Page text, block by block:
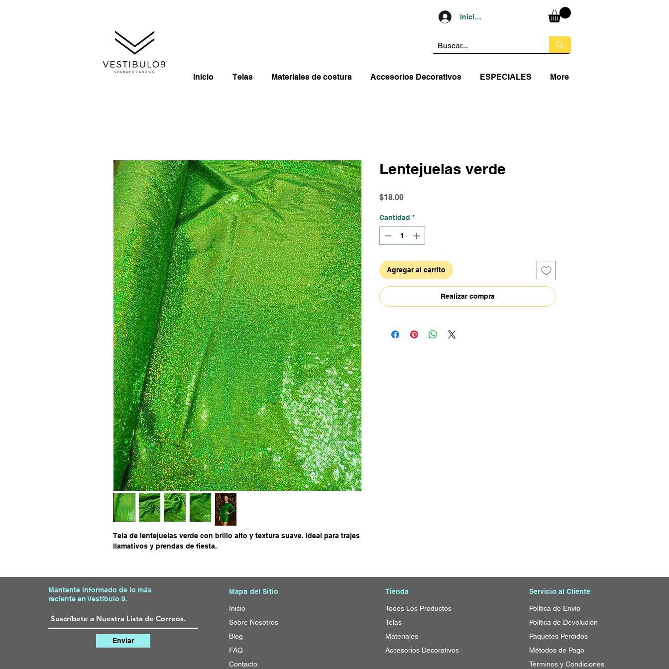
Iniciar sesión
Inicio Telas Materiales de costura Accesorios Decorativos ESPECIALES More
Tela de lentejuelas verde con brillo alto y textura suave. Ideal para trajes
llamativos y prendas de fiesta.
Lentejuelas verde
$18.00Precio
Cantidad *
Agregar al carrito
Realizar compra
Mantente informado de lo más
reciente en Vestibulo 9.
Enviar
Mapa del Sitio
Inicio
Sobre Nosotros
Blog
FAQ
Contacto
Tienda
Todos Los Productos
Telas
Materiales
Accesorios Decorativos
Servicio al Cliente
Política de Envío
Política de Devolución
Paquetes Perdidos
Métodos de Pago
Términos y Condiciones